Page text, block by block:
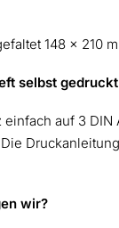
148 x 210
selbst
einfach auf 3
wir?